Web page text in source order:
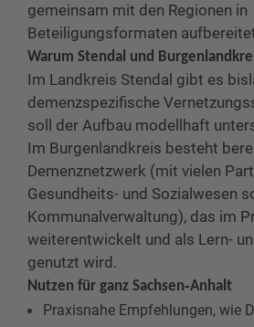
gemeinsam mit den Regionen in
Beteiligungsformaten
Warum Stendal und
Im Landkreis Stendal gibt es
demenzspezifische
soll der Aufbau modellhaft
Im Burgenlandkreis besteht
Demenznetzwerk (mit vielen
Gesundheits- und Sozialwesen
Kommunalverwaltung), das im
weiterentwickelt und als Lern-
genutzt wird.
Nutzen für ganz Sachsen‑Anhalt
Praxisnahe Empfehlungen, wie